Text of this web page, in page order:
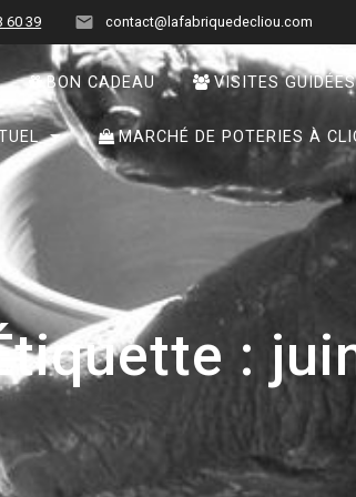
60 39 contact@lafabriquedecliou.com
BON CADEAU VISITES GUIDÉES
MARCHÉ DE POTERIES À
: